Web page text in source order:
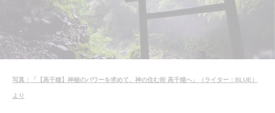
写真：「【高千穂】神秘のパワーを求めて、神の住む街 高千穂へ」（ライター：BLUE）
より